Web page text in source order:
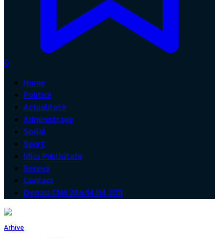
0
Home
Politică
Actualitate
Administrație
Social
Sport
Mica Publicitate
Servicii
Contact
Decizia CNA 286/14.04.2011
Arhive